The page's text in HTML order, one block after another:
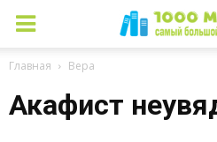
Главная Вера
Акафист